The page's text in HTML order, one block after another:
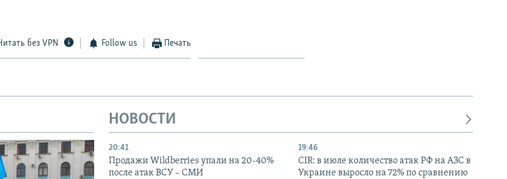
без VPN Follow us Печать
НОВОСТИ
20:41
Продажи Wildberries упали на 20-40%
после атак ВСУ – СМИ
19:46
CIR: в июле количество атак РФ на АЗС в
Украине выросло на 72% по сравнению